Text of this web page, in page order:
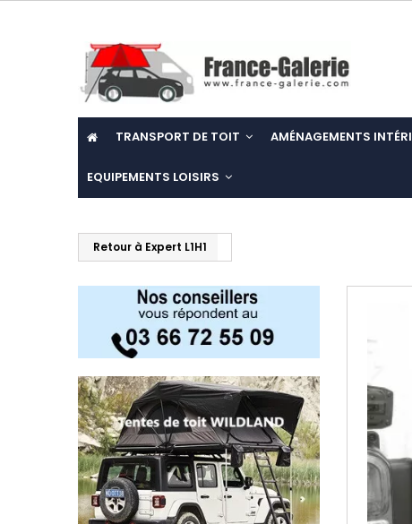
TRANSPORT DE TOIT AMÉNAGEMENTS
EQUIPEMENTS LOISIRS
Retour à Expert L1H1